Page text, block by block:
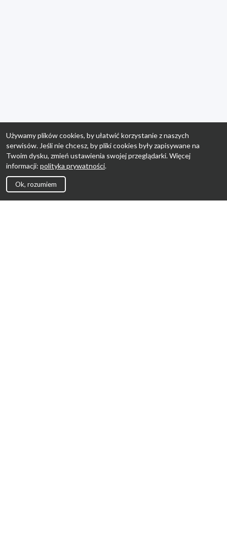
Używamy plików cookies, by ułatwić korzystanie z naszych
serwisów. Jeśli nie chcesz, by pliki cookies były zapisywane na
Twoim dysku, zmień ustawienia swojej przeglądarki. Więcej
informacji: polityka prywatności.
Ok, rozumiem